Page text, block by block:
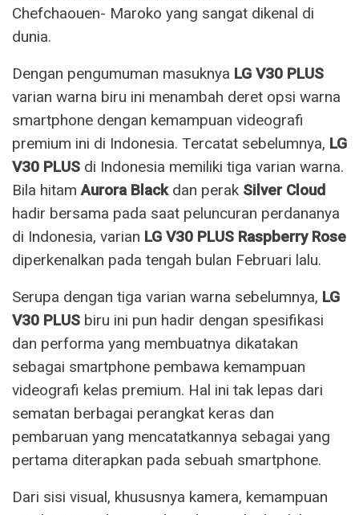
Chefchaouen- Maroko yang sangat dikenal di
dunia.
Dengan pengumuman masuknya LG V30 PLUS
varian warna biru ini menambah deret opsi warna
smartphone dengan kemampuan videografi
premium ini di Indonesia. Tercatat sebelumnya, LG
V30 PLUS di Indonesia memiliki tiga varian warna.
Bila hitamAurora Blackdan perak Silver Cloud
hadir bersama pada saat peluncuran perdananya
di Indonesia, varian LG V30 PLUS Raspberry Rose
diperkenalkan pada tengah bulan Februari lalu.
Serupa dengan tiga varian warna sebelumnya, LG
V30 PLUS biru ini pun hadir dengan spesifikasi
dan performa yang membuatnya dikatakan
sebagai smartphone pembawa kemampuan
videografi kelas premium. Hal ini tak lepas dari
sematan berbagai perangkat keras dan
pembaruan yang mencatatkannya sebagai yang
pertama diterapkan pada sebuah smartphone.
Dari sisi visual, khususnya kamera, kemampuan